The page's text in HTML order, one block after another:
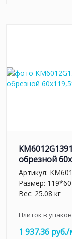
обрезной
Артикул:
Размер:
Вес: 25.08 кг
Плиток в
1 937.36